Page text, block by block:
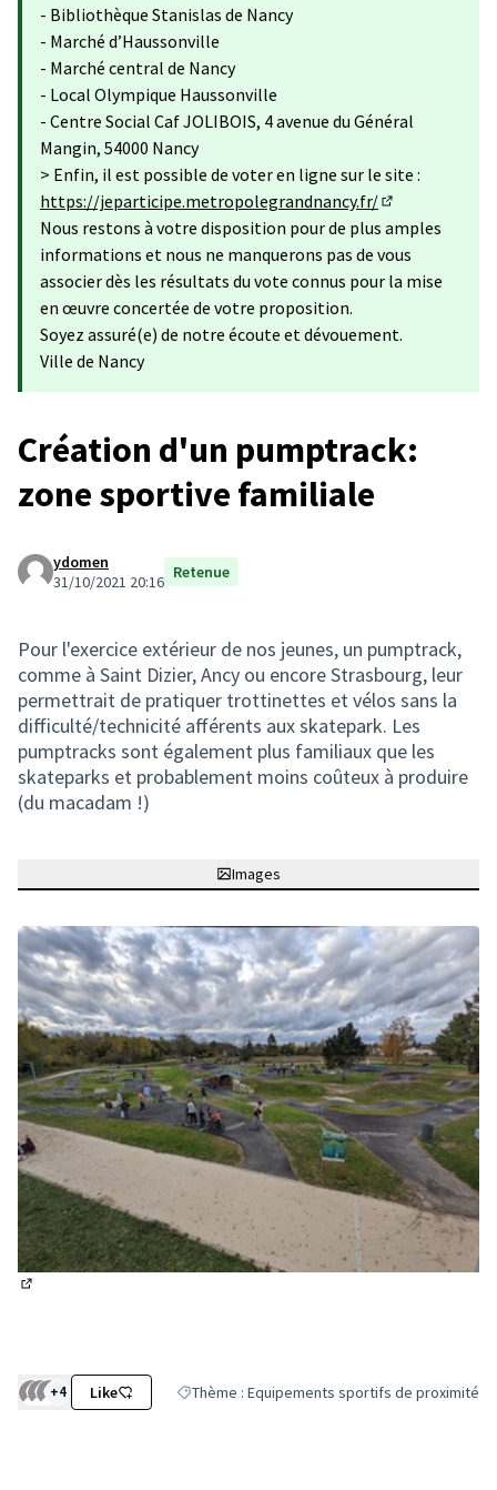
- Bibliothèque Stanislas de Nancy
- Marché d’Haussonville
- Marché central de Nancy
- Local Olympique Haussonville
- Centre Social Caf JOLIBOIS, 4 avenue du Général
Mangin, 54000 Nancy
> Enfin, il est possible de voter en ligne sur le site :
https://jeparticipe.metropolegrandnancy.fr/
(S'ouvre dans
Nous restons à votre disposition pour de plus amples
informations et nous ne manquerons pas de vous
associer dès les résultats du vote connus pour la mise
en œuvre concertée de votre proposition.
Soyez assuré(e) de notre écoute et dévouement.
Ville de Nancy
Création d'un pumptrack:
zone sportive familiale
ydomen
31/10/2021 20:16 Retenue
Pour l'exercice extérieur de nos jeunes, un pumptrack,
comme à Saint Dizier, Ancy ou encore Strasbourg, leur
permettrait de pratiquer trottinettes et vélos sans la
difficulté/technicité afférents aux skatepark. Les
pumptracks sont également plus familiaux que les
skateparks et probablement moins coûteux à produire
(du macadam !)
Images
+4 Like Filtrer les résultats de la catégorie : Thème :
Thème : Equipements sportifs de proximité